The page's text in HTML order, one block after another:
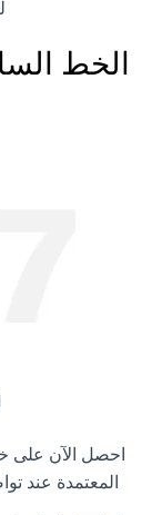
احصل الآن على
المعتمدة عند